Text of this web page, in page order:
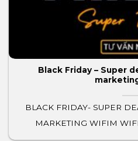
Black Friday – Super
BLACK FRIDAY- SUPER
MARKETING WIFIM